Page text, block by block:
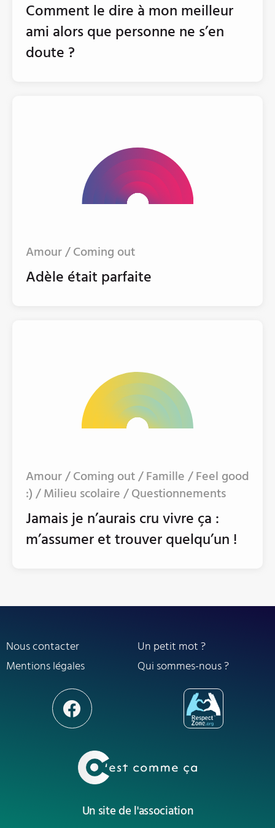
Comment le dire à mon meilleur
ami alors que personne ne s’en
doute ?
Amour / Coming out
Adèle était parfaite
Amour / Coming out / Famille / Feel good
:) / Milieu scolaire / Questionnements
Jamais je n’aurais cru vivre ça :
m’assumer et trouver quelqu’un !
Nous contacter
Un petit mot ?
Mentions légales
Qui sommes-nous ?
Un site de l'association